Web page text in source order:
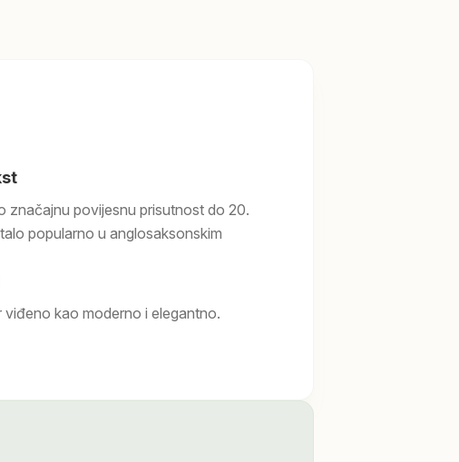
značajnu povijesnu prisutnost do 20.
popularno u anglosaksonskim
viđeno kao moderno i elegantno.